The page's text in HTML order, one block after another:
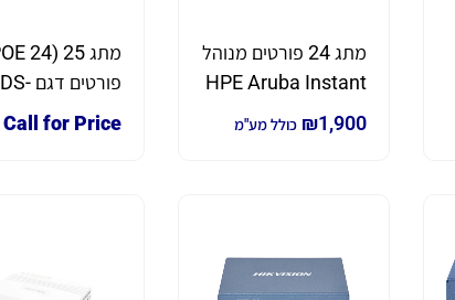
מתג 24 פורטים מנוהל
HPE Aruba Instant
On 1930 24G
₪1,900 כולל מע"מ
פורטים דגם DS-
3E0326P-E
Call for Price